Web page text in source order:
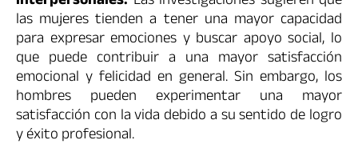
las mujeres tienden a tener una mayor capacidad
para expresar emociones y buscar apoyo social, lo
que puede contribuir a una mayor satisfacción
emocional y felicidad en general. Sin embargo, los
hombres pueden experimentar una mayor
satisfacción con la vida debido a su sentido de logro
y éxito profesional.